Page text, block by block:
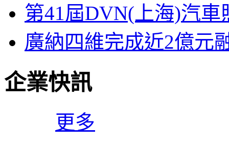
第41屆DVN(上海)汽
廣納四維完成近2億元
企業快訊
更多